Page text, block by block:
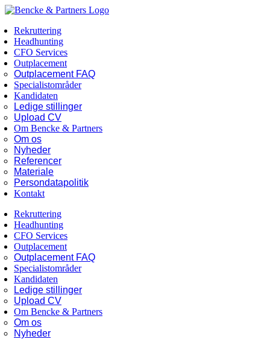
Skip
content
Facebook
LinkedIn
Rekruttering
Headhunting
CFO Services
Outplacement
Outplacement FAQ
Specialistområder
Kandidaten
Ledige stillinger
Upload CV
Om Bencke & Partners
Om os
Nyheder
Referencer
Materiale
Persondatapolitik
Kontakt
Rekruttering
Headhunting
CFO Services
Outplacement
Outplacement FAQ
Specialistområder
Kandidaten
Ledige stillinger
Upload CV
Om Bencke & Partners
Om os
Nyheder